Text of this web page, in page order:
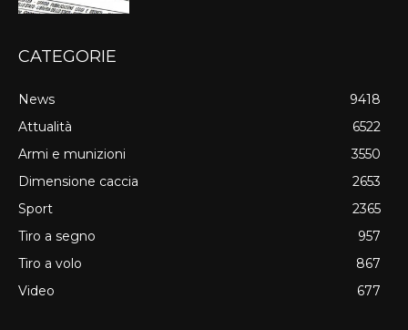
CATEGORIE
News
9418
Attualità
6522
Armi e munizioni
3550
Dimensione caccia
2653
Sport
2365
Tiro a segno
957
Tiro a volo
867
Video
677